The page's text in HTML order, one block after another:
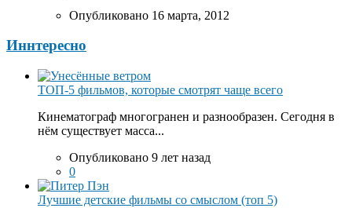
Опубликовано 16 марта, 2012
Иннтересно
ТОП-5 фильмов, которые смотрят чаще всего
Кинематограф многогранен и разнообразен. Сегодня в
нём существует масса...
Опубликовано 9 лет назад
0
Лучшие детские фильмы со смыслом (топ 5)